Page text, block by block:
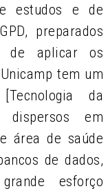
estudos e de
preparados
de aplicar os
tem um
da
dispersos em
área de saúde
de dados,
esforço